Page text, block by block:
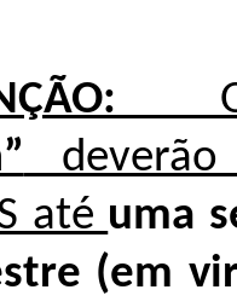
Os
deverão
até uma
(em